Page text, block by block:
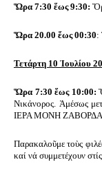
Ὥρα 7:30 ἕως 9:30:
Ὥρα 20.00 ἕως 00:30:
Τετάρτη 10 Ἰουλίου
Ὥρα 7:30 ἕως 10:00:
Νικάνορος. Ἀμέσως
ΙΕΡΑ ΜΟΝΗ
Παρακαλοῦμε τοὺς
καί νά συμμετέχουν